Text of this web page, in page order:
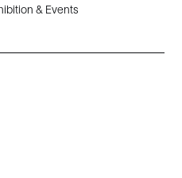
& Events